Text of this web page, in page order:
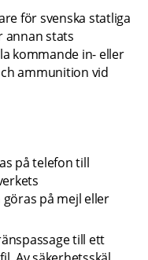
för svenska statliga
annan stats
kommande in- eller
ammunition vid
på telefon till
på mejl eller
till ett